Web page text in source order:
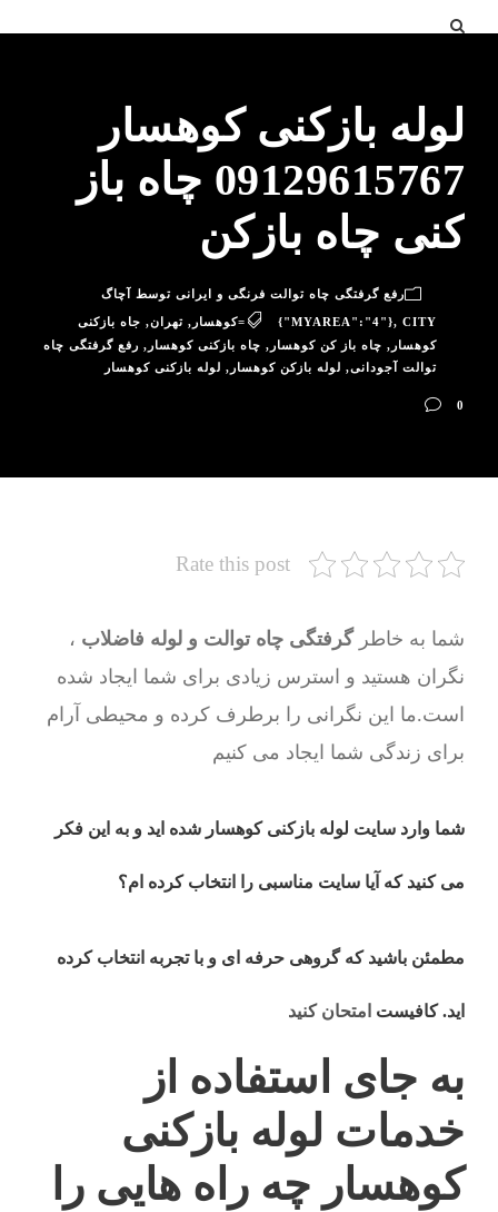
لوله بازکنی کوهسار
09129615767 چاه باز
کنی چاه بازکن
رفع گرفتگی چاه توالت فرنگی و ایرانی توسط آچاگ
{"MYAREA":"4"}, CITY=کوهسار , تهران, جاه بازکنی
کوهسار , چاه باز کن کوهسار , چاه بازکنی کوهسار , رفع گرفتگی چاه
توالت آجودانی, لوله بازکن کوهسار , لوله بازکنی کوهسار
0
Rate this post
شما به خاطرگرفتگی چاه توالت و لوله فاضلاب ،
نگران هستید و استرس زیادی برای شما ایجاد شده
است.ما این نگرانی را برطرف کرده و محیطی آرام
برای زندگی شما ایجاد می کنیم
شما وارد سایت لوله بازکنی کوهسار شده اید و به این فکر
می کنید که آیا سایت مناسبی را انتخاب کرده ام؟
مطمئن باشید که گروهی حرفه ای و با تجربه انتخاب کرده
اید. کافیست امتحان کنید
به جای استفاده از
خدمات لوله بازکنی
کوهسار چه راه هایی را